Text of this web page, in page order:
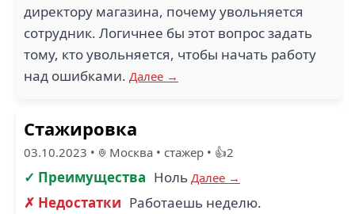
директору магазина, почему увольняется
сотрудник. Логичнее бы этот вопрос задать
тому, кто увольняется, чтобы начать работу
над ошибками. Далее →
Стажировка
03.10.2023 • Москва • стажер • 👍2
✓ Преимущества Ноль Далее →
✗ Недостатки Работаешь неделю.